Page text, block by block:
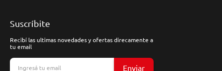
Suscríbite
Recibí las ultimas novedades y ofertas direcamente a
tu email
Enviar